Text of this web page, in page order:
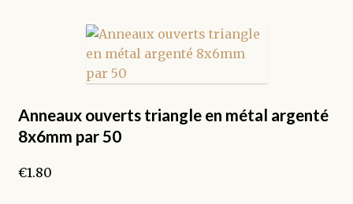
Anneaux ouverts triangle en métal argenté
8x6mm par 50
€1.80